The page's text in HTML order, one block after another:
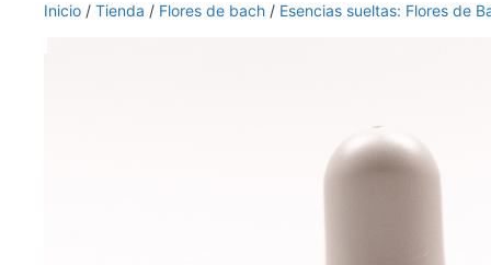
Inicio / Tienda / Flores de bach / Esencias sueltas: Flores de